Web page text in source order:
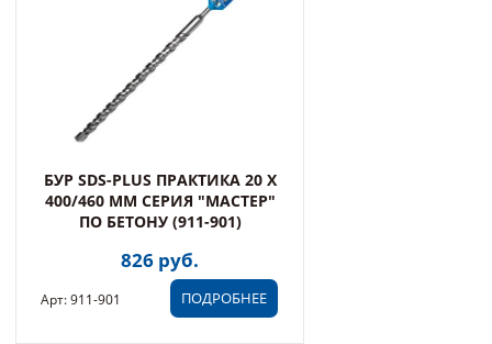
БУР SDS-PLUS ПРАКТИКА 20 Х
400/460 ММ СЕРИЯ "МАСТЕР"
ПО БЕТОНУ (911-901)
826 руб.
ПОДРОБНЕЕ
Арт: 911-901